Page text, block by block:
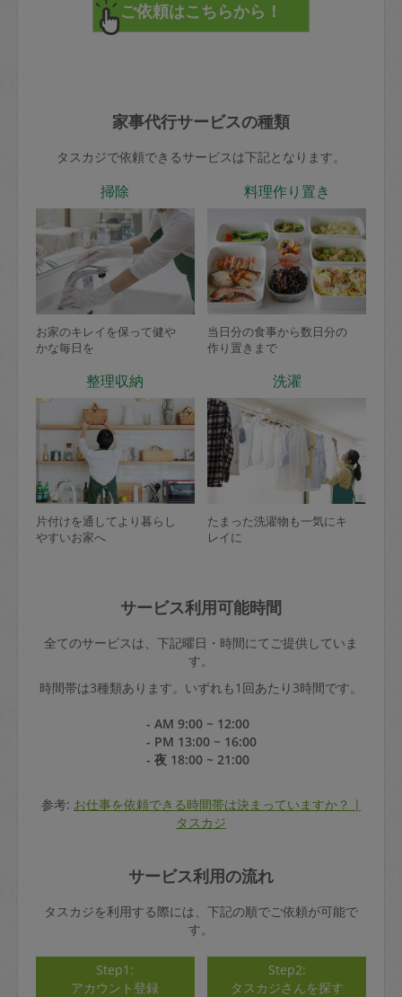
家事代行サービスの種類
タスカジで依頼できるサービスは下記となります。
掃除
お家のキレイを保って健や
かな毎日を
料理作り置き
当日分の食事から数日分の
作り置きまで
整理収納
片付けを通してより暮らし
やすいお家へ
洗濯
たまった洗濯物も一気にキ
レイに
サービス利用可能時間
全てのサービスは、下記曜日・時間にてご提供していま
す。
時間帯は3種類あります。いずれも1回あたり3時間です。
- AM 9:00 ~ 12:00
- PM 13:00 ~ 16:00
- 夜 18:00 ~ 21:00
参考: お仕事を依頼できる時間帯は決まっていますか？ |
タスカジ
サービス利用の流れ
タスカジを利用する際には、下記の順でご依頼が可能で
す。
Step1:
アカウント登録
Step2:
タスカジさんを探す